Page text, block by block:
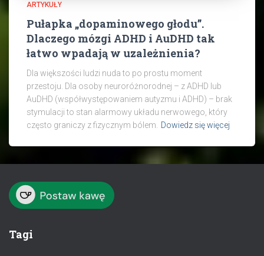
ARTYKUŁY
Pułapka „dopaminowego głodu”.
Dlaczego mózgi ADHD i AuDHD tak
łatwo wpadają w uzależnienia?
Dla większości ludzi nuda to po prostu moment
przestoju. Dla osoby neuroróżnorodnej – z ADHD lub
AuDHD (współwystępowaniem autyzmu i ADHD) – brak
stymulacji to stan alarmowy układu nerwowego, który
często graniczy z fizycznym bólem.
Dowiedz się więcej
Tagi